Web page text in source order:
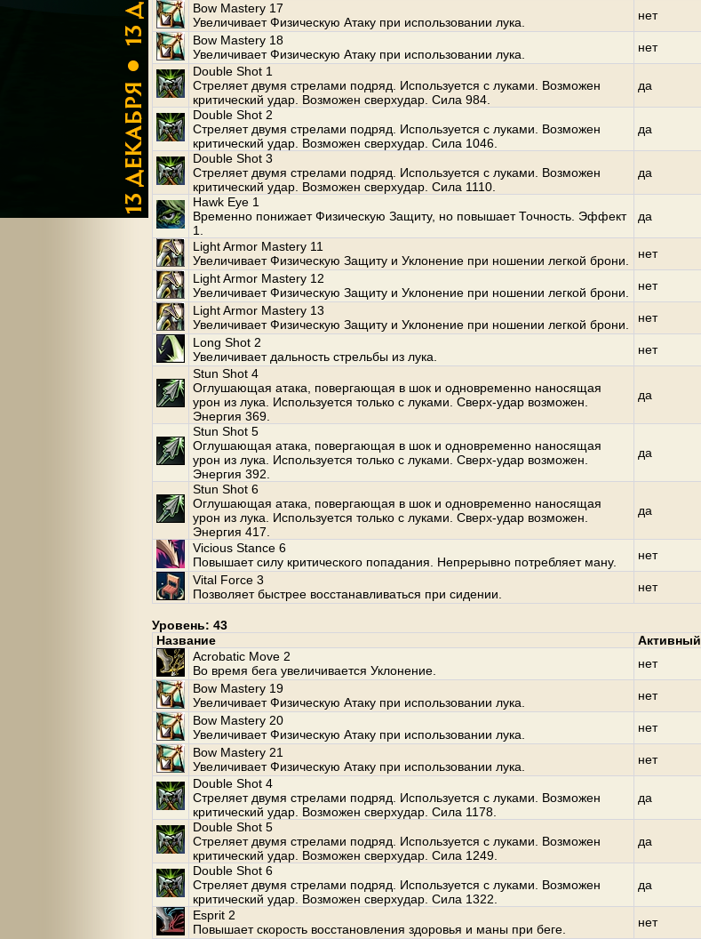
Bow Mastery 17
Увеличивает Физическую Атаку при использовании лука.
нет
Bow Mastery 18
Увеличивает Физическую Атаку при использовании лука.
нет
Double Shot 1
Стреляет двумя стрелами подряд. Используется с луками. Возможен
критический удар. Возможен сверхудар. Сила 984.
да
Double Shot 2
Стреляет двумя стрелами подряд. Используется с луками. Возможен
критический удар. Возможен сверхудар. Сила 1046.
да
Double Shot 3
Стреляет двумя стрелами подряд. Используется с луками. Возможен
критический удар. Возможен сверхудар. Сила 1110.
да
Hawk Eye 1
Временно понижает Физическую Защиту, но повышает Точность. Эффект
1.
да
Light Armor Mastery 11
Увеличивает Физическую Защиту и Уклонение при ношении легкой брони.
нет
Light Armor Mastery 12
Увеличивает Физическую Защиту и Уклонение при ношении легкой брони.
нет
Light Armor Mastery 13
Увеличивает Физическую Защиту и Уклонение при ношении легкой брони.
нет
Long Shot 2
Увеличивает дальность стрельбы из лука.
нет
Stun Shot 4
Оглушающая атака, повергающая в шок и одновременно наносящая
урон из лука. Используется только с луками. Сверх-удар возможен.
Энергия 369.
да
Stun Shot 5
Оглушающая атака, повергающая в шок и одновременно наносящая
урон из лука. Используется только с луками. Сверх-удар возможен.
Энергия 392.
да
Stun Shot 6
Оглушающая атака, повергающая в шок и одновременно наносящая
урон из лука. Используется только с луками. Сверх-удар возможен.
Энергия 417.
да
Vicious Stance 6
Повышает силу критического попадания. Непрерывно потребляет ману.
нет
Vital Force 3
Позволяет быстрее восстанавливаться при сидении.
нет
Уровень: 43
Название
Активный
Acrobatic Move 2
Во время бега увеличивается Уклонение.
нет
Bow Mastery 19
Увеличивает Физическую Атаку при использовании лука.
нет
Bow Mastery 20
Увеличивает Физическую Атаку при использовании лука.
нет
Bow Mastery 21
Увеличивает Физическую Атаку при использовании лука.
нет
Double Shot 4
Стреляет двумя стрелами подряд. Используется с луками. Возможен
критический удар. Возможен сверхудар. Сила 1178.
да
Double Shot 5
Стреляет двумя стрелами подряд. Используется с луками. Возможен
критический удар. Возможен сверхудар. Сила 1249.
да
Double Shot 6
Стреляет двумя стрелами подряд. Используется с луками. Возможен
критический удар. Возможен сверхудар. Сила 1322.
да
Esprit 2
Повышает скорость восстановления здоровья и маны при беге.
нет